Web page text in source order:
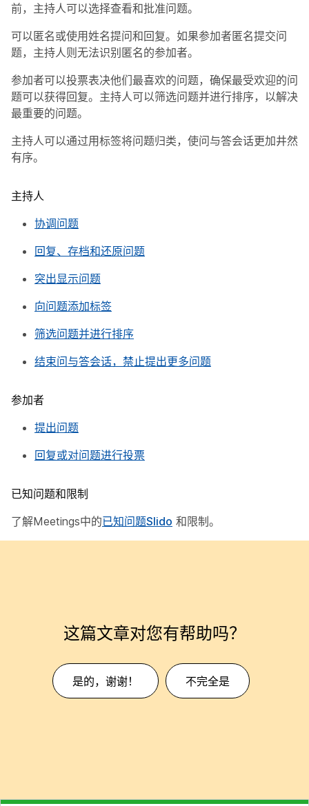
前，主持人可以选择查看和批准问题。
可以匿名或使用姓名提问和回复。如果参加者匿名提交问
题，主持人则无法识别匿名的参加者。
参加者可以投票表决他们最喜欢的问题，确保最受欢迎的问
题可以获得回复。主持人可以筛选问题并进行排序，以解决
最重要的问题。
主持人可以通过用标签将问题归类，使问与答会话更加井然
有序。
主持人
协调问题
回复、存档和还原问题
突出显示问题
向问题添加标签
筛选问题并进行排序
结束问与答会话，禁止提出更多问题
参加者
提出问题
回复或对问题进行投票
已知问题和限制
了解Meetings中的已知问题Slido 和限制。
这篇文章对您有帮助吗？
是的，谢谢！ 不完全是